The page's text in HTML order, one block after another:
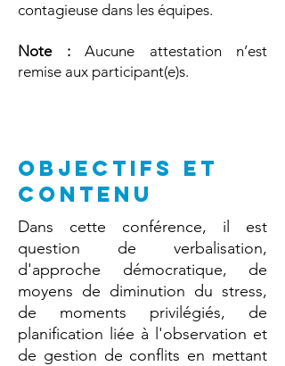
contagieuse dans les équipes.
Note :Aucune attestation n’est
remise aux participant(e)s.
OBJECTIFS ET
CONTENU
Dans cette conférence, il est
question de verbalisation,
d'approche démocratique, de
moyens de diminution du stress,
de moments privilégiés, de
planification liée à l'observation et
de gestion de conflits en mettant